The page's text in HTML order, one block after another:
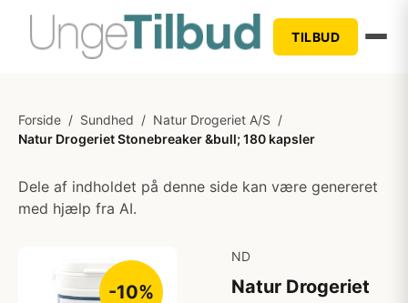
TILBUD
Forside / Sundhed / Natur Drogeriet A/S /
Natur Drogeriet Stonebreaker &bull; 180 kapsler
Dele af indholdet på denne side kan være genereret
med hjælp fra AI.
-10%
ND
Natur Drogeriet